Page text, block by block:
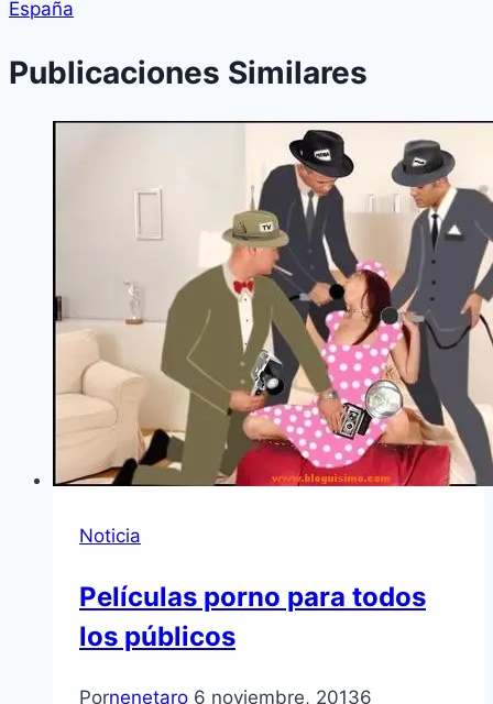
España
Publicaciones Similares
Noticia
Películas porno para todos
los públicos
Pornenetaro 6 noviembre, 20136